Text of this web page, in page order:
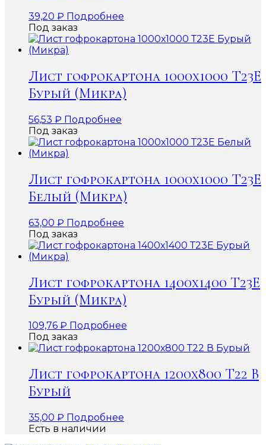
39,20 ₽ Подробнее
Под заказ
Лист гофрокартона 1000х1000 Т23Е
Бурый (Микра)
56,53 ₽ Подробнее
Под заказ
Лист гофрокартона 1000х1000 Т23Е
Белый (Микра)
63,00 ₽ Подробнее
Под заказ
Лист гофрокартона 1400х1400 Т23Е
Бурый (Микра)
109,76 ₽ Подробнее
Под заказ
Лист гофрокартона 1200х800 Т22 В
Бурый
35,00 ₽ Подробнее
Есть в наличии